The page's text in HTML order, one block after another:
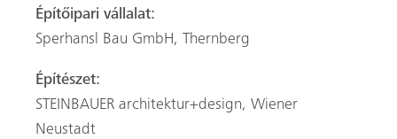
Építőipari vállalat:
Sperhansl Bau GmbH, Thernberg
Építészet:
STEINBAUER architektur+design, Wiener
Neustadt